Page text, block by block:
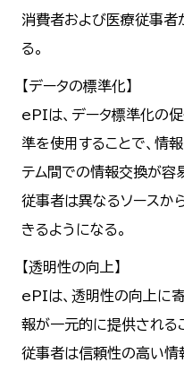
消費者および医療従事者
る。
【データの標準化】
ePIは、データ標準化の
準を使用することで、情
テム間での情報交換が容
従事者は異なるソースか
きるようになる。
【透明性の向上】
ePIは、透明性の向上に
報が一元的に提供される
従事者は信頼性の高い情